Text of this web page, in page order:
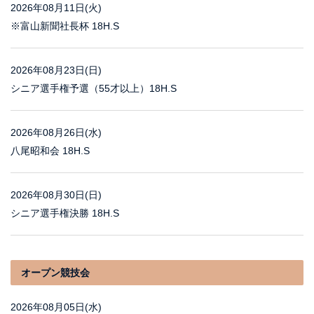
2026年08月11日(火)
※富山新聞社長杯 18H.S
2026年08月23日(日)
シニア選手権予選（55才以上）18H.S
2026年08月26日(水)
八尾昭和会 18H.S
2026年08月30日(日)
シニア選手権決勝 18H.S
オープン競技会
2026年08月05日(水)